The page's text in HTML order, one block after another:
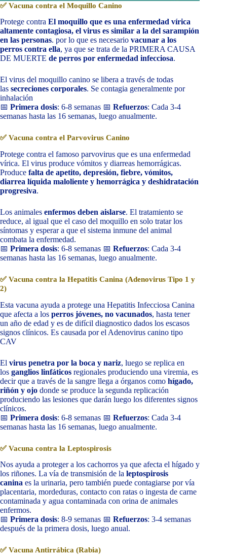
✅ Vacuna contra el Moquillo Canino
Protege contra El moquillo que es una enfermedad vírica
altamente contagiosa, el virus es similar a la del sarampión
en las personas. por lo que es necesario vacunar a los
perros contra ella, ya que se trata de la PRIMERA CAUSA
DE MUERTE de perros por enfermedad infecciosa.
El virus del moquillo canino se libera a través de todas
las secreciones corporales. Se contagia generalmente por
inhalación
📅 Primera dosis: 6-8 semanas 📅 Refuerzos: Cada 3-4
semanas hasta las 16 semanas, luego anualmente.
✅ Vacuna contra el Parvovirus Canino
Protege contra el famoso parvovirus que es una enfermedad
vírica. El virus produce vómitos y diarreas hemorrágicas.
Produce falta de apetito, depresión, fiebre, vómitos,
diarrea líquida maloliente y hemorrágica y deshidratación
progresiva.
Los animales enfermos deben aislarse. El tratamiento se
reduce, al igual que el caso del moquillo en solo tratar los
síntomas y esperar a que el sistema inmune del animal
combata la enfermedad.
📅 Primera dosis: 6-8 semanas 📅 Refuerzos: Cada 3-4
semanas hasta las 16 semanas, luego anualmente.
✅ Vacuna contra la Hepatitis Canina (Adenovirus Tipo 1 y
2)
Esta vacuna ayuda a protege una Hepatitis Infecciosa Canina
que afecta a los perros jóvenes, no vacunados, hasta tener
un año de edad y es de difícil diagnostico dados los escasos
signos clínicos. Es causada por el Adenovirus canino tipo
CAV
El virus penetra por la boca y nariz, luego se replica en
los ganglios linfáticos regionales produciendo una viremia, es
decir que a través de la sangre llega a órganos como hígado,
riñón y ojo donde se produce la segunda replicación
produciendo las lesiones que darán luego los diferentes signos
clínicos.
📅 Primera dosis: 6-8 semanas 📅 Refuerzos: Cada 3-4
semanas hasta las 16 semanas, luego anualmente.
✅ Vacuna contra la Leptospirosis
Nos ayuda a proteger a los cachorros ya que afecta el hígado y
los riñones. La vía de transmisión de la leptospirosis
canina es la urinaria, pero también puede contagiarse por vía
placentaria, mordeduras, contacto con ratas o ingesta de carne
contaminada y agua contaminada con orina de animales
enfermos.
📅 Primera dosis: 8-9 semanas 📅 Refuerzos: 3-4 semanas
después de la primera dosis, luego anual.
✅ Vacuna Antirrábica (Rabia)